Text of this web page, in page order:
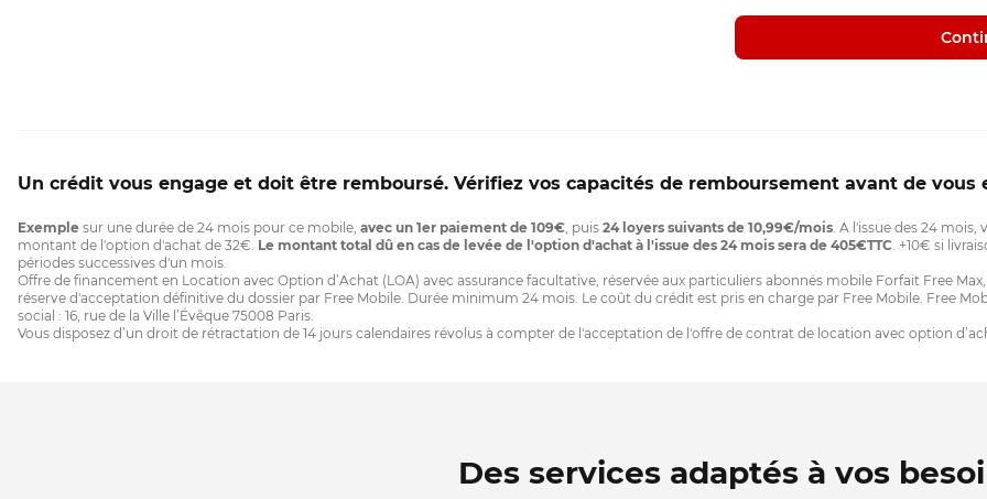
Un crédit vous engage et doit être remboursé. Vérifiez vos capacités de remboursement avant de vous
Exemple sur une durée de 24 mois pour ce mobile, avec un 1er paiement de 109€ , puis 24 loyers suivants de 10,99€/mois . A l'issue des 24
montant de l'option d'achat de 32€. Le montant total dû en cas de levée de l'option d'achat à l'issue des 24 mois sera de 405€TTC . +10€ si
périodes successives d'un mois.
Offre de financement en Location avec Option d’Achat (LOA) avec assurance facultative, réservée aux particuliers abonnés mobile Forfait Free
réserve d'acceptation définitive du dossier par Free Mobile. Durée minimum 24 mois. Le coût du crédit est pris en charge par Free Mobile. Free
social : 16, rue de la Ville l’Évêque 75008 Paris.
Vous disposez d’un droit de rétractation de 14 jours calendaires révolus à compter de l'acceptation de l'offre de contrat de location avec option
Des services adaptés à vos